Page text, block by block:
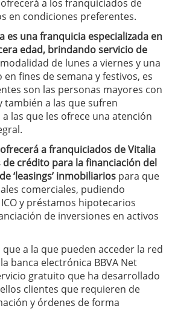
a los franquiciados de
en condiciones preferentes.
es una franquicia especializada en
edad, brindando servicio de
de lunes a viernes y una
fines de semana y festivos, es
son las personas mayores con
también a las que sufren
las que les ofrece una atención
ofrecerá a franquiciados de Vitalia
de crédito para la financiación del
‘leasings’ inmobiliarios para que
comerciales, pudiendo
y préstamos hipotecarios
de inversiones en activos
a la que pueden acceder la red
banca electrónica BBVA Net
gratuito que ha desarrollado
clientes que requieren de
y órdenes de forma